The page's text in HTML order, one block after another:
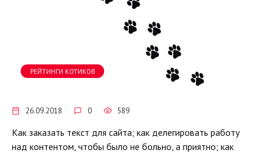
РЕЙТИНГИ КОТИКОВ
26.09.2018 0 589
Как заказать текст для сайта; как делегировать работу
над контентом, чтобы было не больно, а приятно; как